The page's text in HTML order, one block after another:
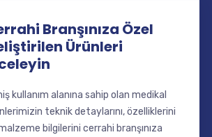
Branşınıza Özel
Ürünleri
kullanım alanına sahip olan medikal
teknik detaylarını, özelliklerini
bilgilerini cerrahi branşınıza